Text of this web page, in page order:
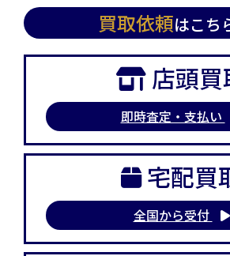
買取依頼はこち
店頭買
即時査定・支払い
宅配買
全国から受付